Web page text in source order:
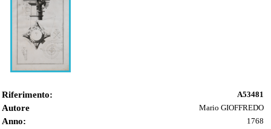
Riferimento: A53481
Autore Mario GIOFFREDO
Anno: 1768